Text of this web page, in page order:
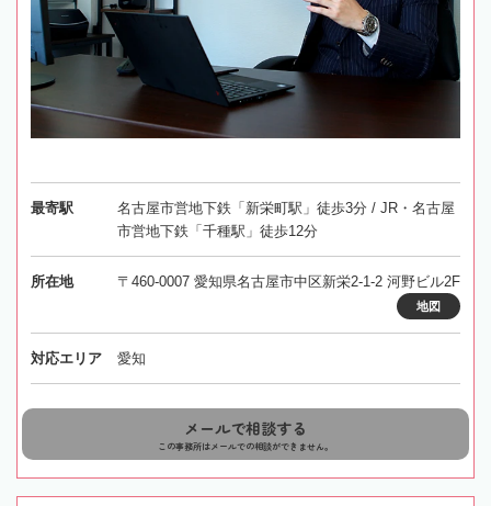
最寄駅
名古屋市営地下鉄「新栄町駅」徒歩3分 / JR・名古屋
市営地下鉄「千種駅」徒歩12分
所在地 〒460-0007 愛知県名古屋市中区新栄2-1-2 河野ビル2F
地図
対応エリア 愛知
メールで相談する
この事務所はメールでの相談ができません。